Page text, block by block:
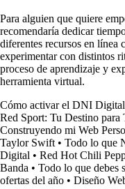
Para alguien que quiere
recomendaría dedicar
diferentes recursos en línea
experimentar con distintos
proceso de aprendizaje y
herramienta virtual.
Cómo activar el DNI
Red Sport: Tu Destino
Construyendo mi Web
Taylor Swift • Todo lo que
Digital • Red Hot Chili
Banda • Todo lo que debes
ofertas del año • Diseño